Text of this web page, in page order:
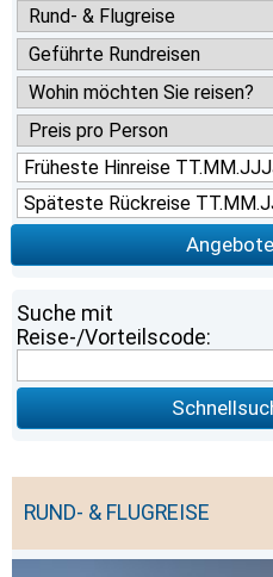
Suche mit
Reise-/Vorteilscode:
RUND- & FLUGREISE